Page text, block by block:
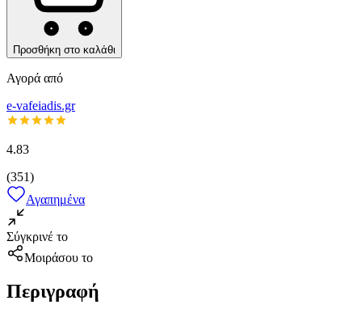
Προσθήκη στο καλάθι
Αγορά από
e-vafeiadis.gr
4.83
(351)
Αγαπημένα
Σύγκρινέ το
Μοιράσου το
Περιγραφή